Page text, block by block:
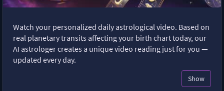
Watch your personalized daily astrological video. Based on
real planetary transits affecting your birth chart today, our
AI astrologer creates a unique video reading just for you —
updated every day.
Show